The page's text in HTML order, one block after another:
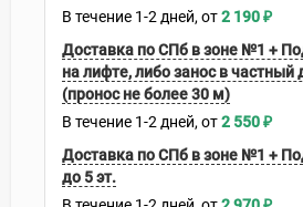
В течение 1-2 дней 2 190₽
Доставка по СПб в зоне №1 +
на лифте, либо занос в частный
(пронос не более 30 м)
В течение 1-2 дней 2 550₽
Доставка по СПб в зоне №1 +
до 5 эт.